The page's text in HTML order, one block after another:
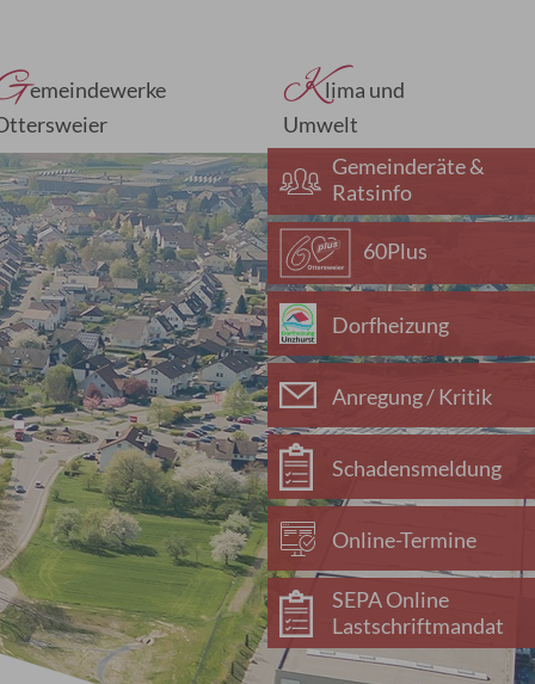
emeindewerke
Klima und
Umwelt
Gemeinderäte &
Ratsinfo
60Plus
Dorfheizung
Anregung / Kritik
Schadensmeldung
Online-Termine
SEPA Online
Lastschriftmandat